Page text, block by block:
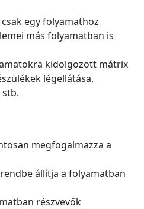
egy folyamathoz
más folyamatban is
kidolgozott mátrix
légellátása,
megfogalmazza a
állítja a folyamatban
részvevők